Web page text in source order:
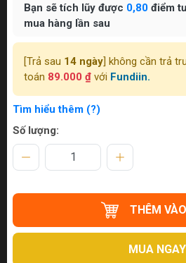
Bạn sẽ tích lũy được 0,80 điểm
mua hàng lần sau
[Trả sau 14 ngày ] không cần trả
toán 89.000 ₫ với Fundiin.
Tìm hiểu thêm (?)
Số lượng:
THÊM
MUA NGAY